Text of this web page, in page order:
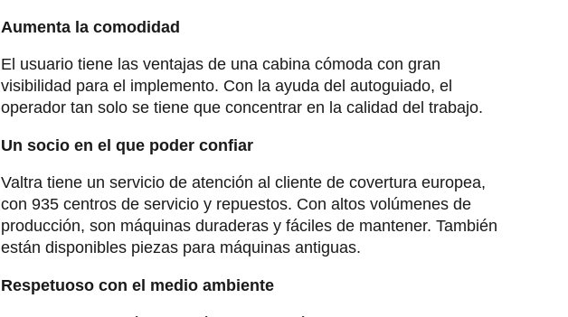
Aumenta la comodidad
El usuario tiene las ventajas de una cabina cómoda con gran
visibilidad para el implemento. Con la ayuda del autoguiado, el
operador tan solo se tiene que concentrar en la calidad del trabajo.
Un socio en el que poder confiar
Valtra tiene un servicio de atención al cliente de covertura europea,
con 935 centros de servicio y repuestos. Con altos volúmenes de
producción, son máquinas duraderas y fáciles de mantener. También
están disponibles piezas para máquinas antiguas.
Respetuoso con el medio ambiente